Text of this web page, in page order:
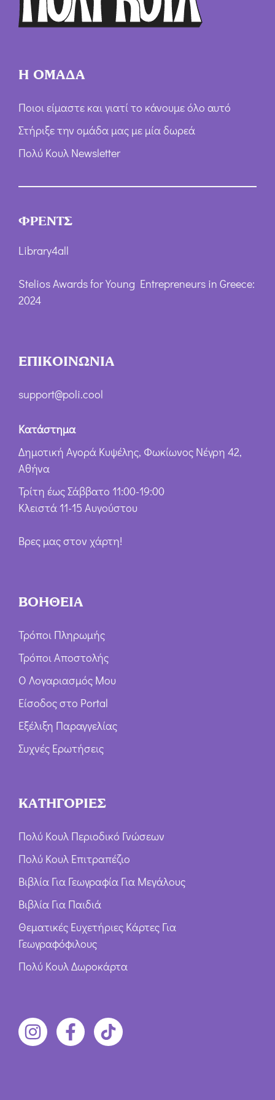
Η ΟΜΑΔΑ
Ποιοι είμαστε και γιατί το κάνουμε όλο αυτό
Στήριξε την ομάδα μας με μία δωρεά
Πολύ Κουλ Newsletter
ΦΡΕΝΤΣ
Library4all
Stelios Awards for Young Entrepreneurs in Greece:
2024
ΕΠΙΚΟΙΝΩΝΙΑ
support@poli.cool
Κατάστημα
Δημοτική Αγορά Κυψέλης, Φωκίωνος Νέγρη 42,
Αθήνα
Τρίτη έως Σάββατο 11:00-19:00
Κλειστά 11-15 Αυγούστου
Βρες μας στον χάρτη!
ΒΟΗΘΕΙΑ
Τρόποι Πληρωμής
Τρόποι Αποστολής
Ο Λογαριασμός Μου
Είσοδος στο Portal
Εξέλιξη Παραγγελίας
Συχνές Ερωτήσεις
ΚΑΤΗΓΟΡΙΕΣ
Πολύ Κουλ Περιοδικό Γνώσεων
Πολύ Κουλ Επιτραπέζιο
Βιβλία Για Γεωγραφία Για Μεγάλους
Βιβλία Για Παιδιά
Θεματικές Ευχετήριες Κάρτες Για
Γεωγραφόφιλους
Πολύ Κουλ Δωροκάρτα